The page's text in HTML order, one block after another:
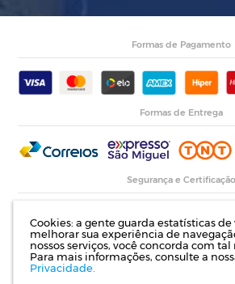
Cookies: a gente guarda estatísticas de
melhorar sua experiência de
nossos serviços, você concorda com
Para mais informações, consulte a
Privacidade.
Formas de Pagamento
Formas de Entrega
Segurança e Certificação